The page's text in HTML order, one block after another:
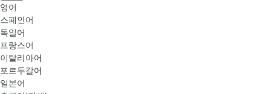
영어
스페인어
독일어
프랑스어
이탈리아어
포르투갈어
일본어